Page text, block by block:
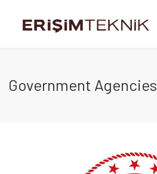
Government Agencies